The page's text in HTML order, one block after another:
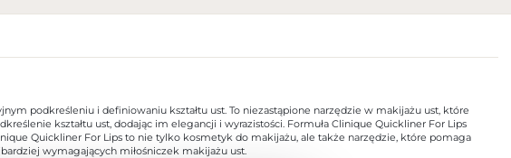
podkreśleniu i definiowaniu kształtu ust. To niezastąpione narzędzie w makijażu ust, które
kształtu ust, dodając im elegancji i wyrazistości. Formuła Clinique Quickliner For Lips
Quickliner For Lips to nie tylko kosmetyk do makijażu, ale także narzędzie, które pomaga
wymagających miłośniczek makijażu ust.